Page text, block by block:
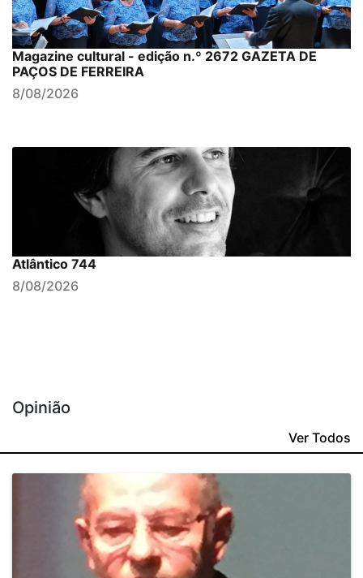
Magazine cultural - edição n.º 2672 GAZETA DE
PAÇOS DE FERREIRA
8/08/2026
Atlântico 744
8/08/2026
Opinião
Ver Todos